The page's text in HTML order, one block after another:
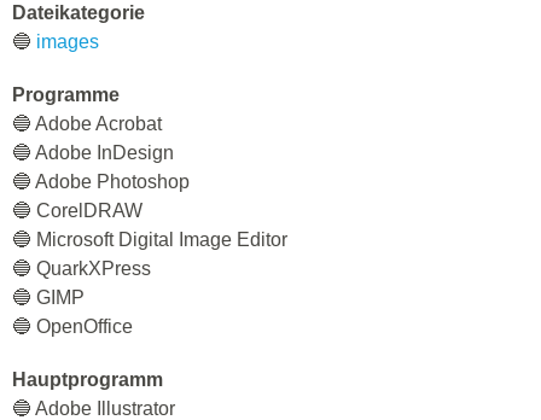
Dateikategorie
🔵 images
Programme
🔵 Adobe Acrobat
🔵 Adobe InDesign
🔵 Adobe Photoshop
🔵 CorelDRAW
🔵 Microsoft Digital Image Editor
🔵 QuarkXPress
🔵 GIMP
🔵 OpenOffice
Hauptprogramm
🔵 Adobe Illustrator